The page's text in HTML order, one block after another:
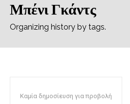
Μπένι Γκάντς
Organizing history by tags.
Καμία δημοσίευση για προβολή